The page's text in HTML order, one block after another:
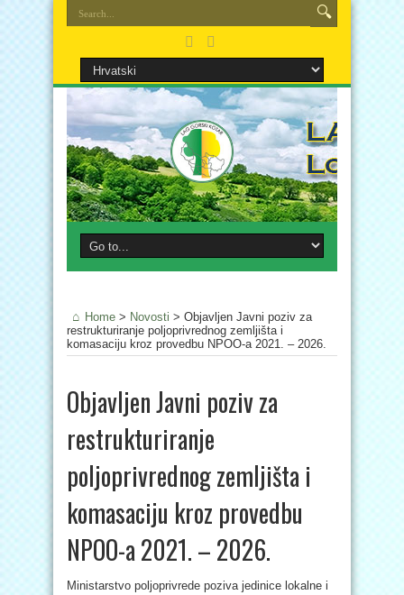
Home > Novosti > Objavljen Javni poziv za
restrukturiranje poljoprivrednog zemljišta i
komasaciju kroz provedbu NPOO-a 2021. – 2026.
Objavljen Javni poziv za
restrukturiranje
poljoprivrednog zemljišta i
komasaciju kroz provedbu
NPOO-a 2021. – 2026.
Ministarstvo poljoprivrede poziva jedinice lokalne i